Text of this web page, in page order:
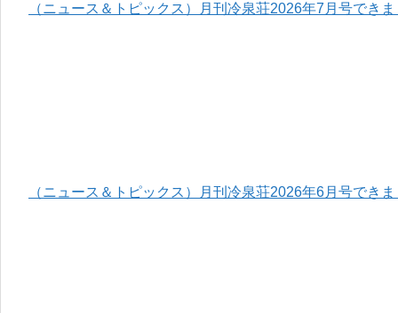
（ニュース＆トピックス）月刊冷泉荘2026年7月号でき
（ニュース＆トピックス）月刊冷泉荘2026年6月号でき